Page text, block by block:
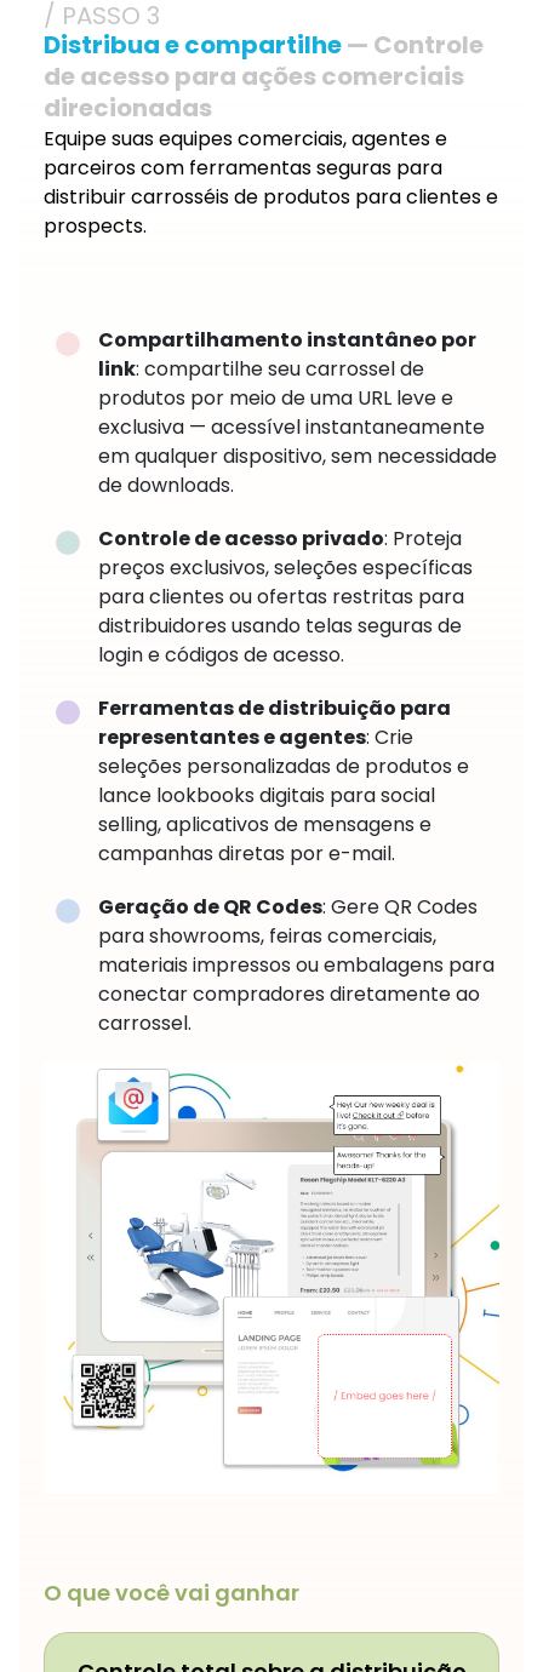
/ PASSO 3
Distribua e compartilhe— Controle
de acesso para ações comerciais
direcionadas
Equipe suas equipes comerciais, agentes e
parceiros com ferramentas seguras para
distribuir carrosséis de produtos para clientes e
prospects.
Compartilhamento instantâneo por
link: compartilhe seu carrossel de
produtos por meio de uma URL leve e
exclusiva — acessível instantaneamente
em qualquer dispositivo, sem necessidade
de downloads.
Controle de acesso privado: Proteja
preços exclusivos, seleções específicas
para clientes ou ofertas restritas para
distribuidores usando telas seguras de
login e códigos de acesso.
Ferramentas de distribuição para
representantes e agentes: Crie
seleções personalizadas de produtos e
lance lookbooks digitais para social
selling, aplicativos de mensagens e
campanhas diretas por e-mail.
Geração de QR Codes: Gere QR Codes
para showrooms, feiras comerciais,
materiais impressos ou embalagens para
conectar compradores diretamente ao
carrossel.
O que você vai ganhar